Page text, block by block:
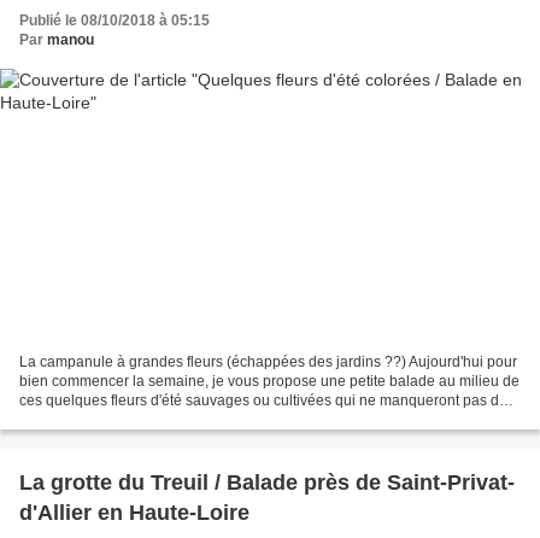
Publié le 08/10/2018 à 05:15
Par manou
La campanule à grandes fleurs (échappées des jardins ??) Aujourd'hui pour
bien commencer la semaine, je vous propose une petite balade au milieu de
ces quelques fleurs d'été sauvages ou cultivées qui ne manqueront pas de
La grotte du Treuil / Balade près de Saint-Privat-
d'Allier en Haute-Loire